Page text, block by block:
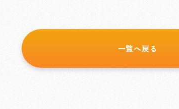
一覧へ戻る